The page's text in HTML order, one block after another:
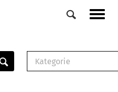
Veranstaltungen
Kategorie